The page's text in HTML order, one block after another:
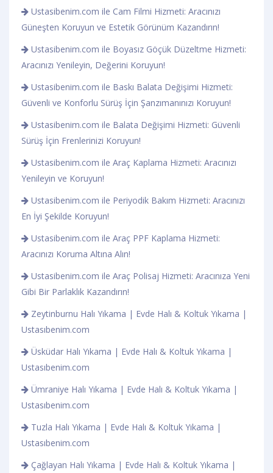
Ustasibenim.com ile Cam Filmi Hizmeti: Aracınızı
Güneşten Koruyun ve Estetik Görünüm Kazandırın!
Ustasibenim.com ile Boyasız Göçük Düzeltme Hizmeti:
Aracınızı Yenileyin, Değerini Koruyun!
Ustasibenim.com ile Baskı Balata Değişimi Hizmeti:
Güvenli ve Konforlu Sürüş İçin Şanzımanınızı Koruyun!
Ustasibenim.com ile Balata Değişimi Hizmeti: Güvenli
Sürüş İçin Frenlerinizi Koruyun!
Ustasibenim.com ile Araç Kaplama Hizmeti: Aracınızı
Yenileyin ve Koruyun!
Ustasibenim.com ile Periyodik Bakım Hizmeti: Aracınızı
En İyi Şekilde Koruyun!
Ustasibenim.com ile Araç PPF Kaplama Hizmeti:
Aracınızı Koruma Altına Alın!
Ustasibenim.com ile Araç Polisaj Hizmeti: Aracınıza Yeni
Gibi Bir Parlaklık Kazandırın!
Zeytinburnu Halı Yıkama | Evde Halı & Koltuk Yıkama |
Ustasıbenim.com
Üsküdar Halı Yıkama | Evde Halı & Koltuk Yıkama |
Ustasıbenim.com
Ümraniye Halı Yıkama | Evde Halı & Koltuk Yıkama |
Ustasıbenim.com
Tuzla Halı Yıkama | Evde Halı & Koltuk Yıkama |
Ustasıbenim.com
Çağlayan Halı Yıkama | Evde Halı & Koltuk Yıkama |